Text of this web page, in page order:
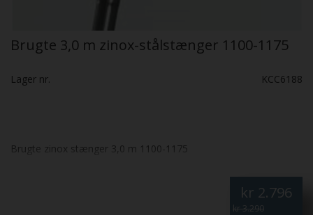
Brugte 3,0 m zinox-stålstænger 1100-1175
Lager nr. KCC6188
Brugte zinox stænger 3,0 m 1100-1175
kr 2.796
kr 3.290